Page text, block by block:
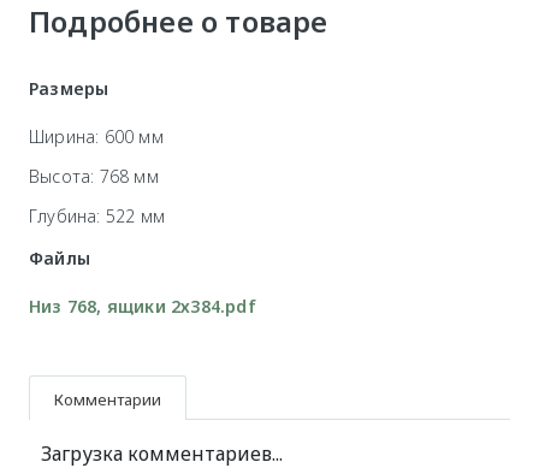
Подробнее о товаре
Размеры
Ширина: 600 мм
Высота: 768 мм
Глубина: 522 мм
Файлы
Низ 768, ящики 2х384.pdf
Комментарии
Загрузка комментариев...